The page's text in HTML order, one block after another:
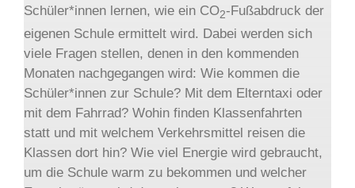
Schüler*innen lernen, wie ein CO2-Fußabdruck der
eigenen Schule ermittelt wird. Dabei werden sich
viele Fragen stellen, denen in den kommenden
Monaten nachgegangen wird: Wie kommen die
Schüler*innen zur Schule? Mit dem Elterntaxi oder
mit dem Fahrrad? Wohin finden Klassenfahrten
statt und mit welchem Verkehrsmittel reisen die
Klassen dort hin? Wie viel Energie wird gebraucht,
um die Schule warm zu bekommen und welcher